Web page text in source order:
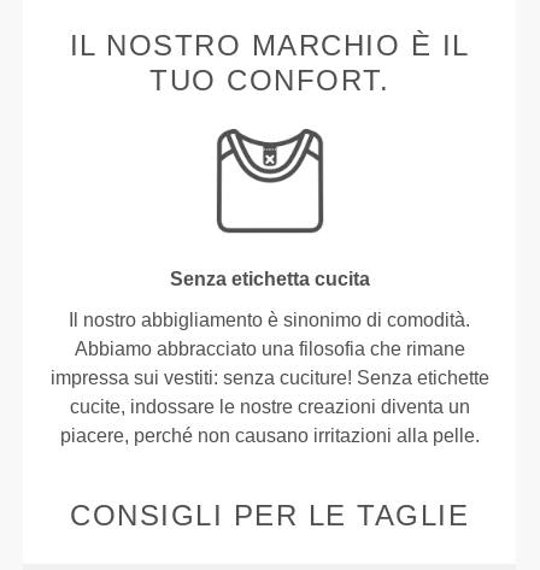
IL NOSTRO MARCHIO È IL
TUO CONFORT.
Senza etichetta cucita
Il nostro abbigliamento è sinonimo di comodità.
Abbiamo abbracciato una filosofia che rimane
impressa sui vestiti: senza cuciture! Senza etichette
cucite, indossare le nostre creazioni diventa un
piacere, perché non causano irritazioni alla pelle.
CONSIGLI PER LE TAGLIE